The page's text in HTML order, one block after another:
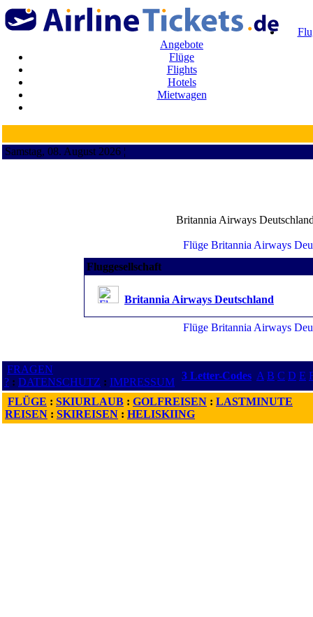
Angebote
Flüge
Flights
Hotels
Mietwagen
Samstag, 08. August 2026 ¦
Britannia Airways
Fluggesellschaft
Britannia Airways Deutschland
FRAGEN
? : DATENSCHUTZ : IMPRESSUM
3 Letter-Codes A B C D E
FLÜGE : SKIURLAUB : GOLFREISEN : LASTMINUTE
REISEN : SKIREISEN : HELISKIING